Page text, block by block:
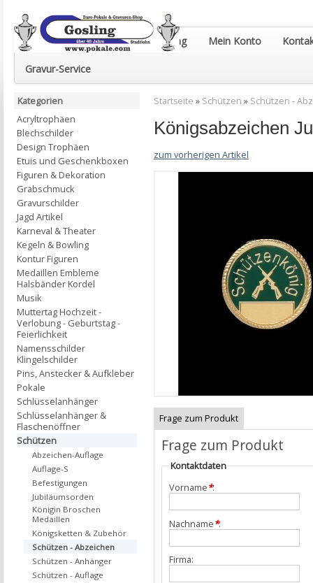
Euro-Pokale & Gravur-Shop Gosling Mein Konto
Gravur-Service
Startseite » Schützen » Schützen -
Königsabzeichen
zum vorherigen Artikel
Frage zum Produkt
Frage zum Produkt
Kontaktdaten
Vorname*:
Nachname*:
Firma:
Kategorien
Acryltrophäen
Blechschilder
Design Trophäen
Etuis und Geschenkboxen
Figuren & Dekoration
Grabschmuck
Gravurschilder
Jagd Artikel
Karneval & Theater
Kegeln & Bowling
Kontur Figuren
Medaillen Embleme
Halsbänder Kordel
Musik
Muttertag Hochzeit -
Verlobung - Geburtstag -
Feierlichkeit
Namensschilder
Klingelschilder
Pins, Anstecker & Aufkleber
Pokale
Schlüsselanhänger
Schlüsselanhänger &
Flaschenöffner
Schützen
Abzeichen-Auflage
Auflage-S
Befestigungen
Jubiläumsorden
Königin Broschen
Medaillen
Königsketten & Zubehör
Schützen - Abzeichen
Schützen - Anhänger
Schützen - Auflage